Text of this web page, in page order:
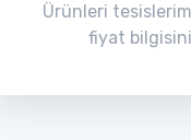
Ürünleri
fiyat